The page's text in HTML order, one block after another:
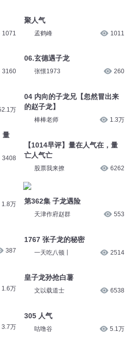
1071
3160
万
量
3408
1.8万
387
1.6万
3.7万
聚人气
孟鹤峰 1011
06.玄德遇子龙
张憬1973 260
04 内向的子龙兄【忽然冒出来
的赵子龙】
棒棒老师 1.3万
【1014早评】量在人气在，量
亡人气亡
股票我来撩 6262
第362集 子龙遇险
天津作府赵群 553
1767 张子龙的秘密
一天吃八顿丨 2514
皇子龙孙抢白薯
文以载道士 6538
305 人气
咕噜谷 5.1万